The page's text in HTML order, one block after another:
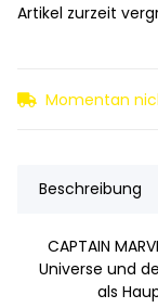
Artikel zurzeit
Momentan
Beschreibung
CAPTAIN
Universe und
als